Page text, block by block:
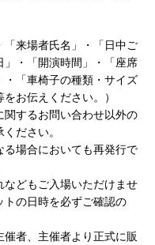
「来場者氏名」・「日中ご
・「開演時間」・「座席
「車椅子の種類・サイズ
お伝えください。）
するお問い合わせ以外の
ださい。
る場合においても再発行で
どもご入場いただけませ
トの日時を必ずご確認の
催者、主催者より正式に販